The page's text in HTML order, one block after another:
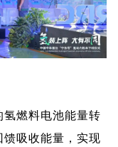
燃料电池能量转
吸收能量，实现